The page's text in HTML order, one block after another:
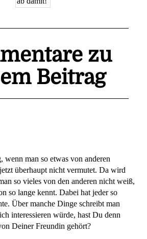
zu
Beitrag
wenn man so etwas von anderen
überhaupt nicht vermutet. Da wird
so vieles von den anderen nicht weiß,
so lange kennt. Dabei hat jeder so
Über manche Dinge schreibt man
interessieren würde, hast Du denn
Deiner Freundin gehört?